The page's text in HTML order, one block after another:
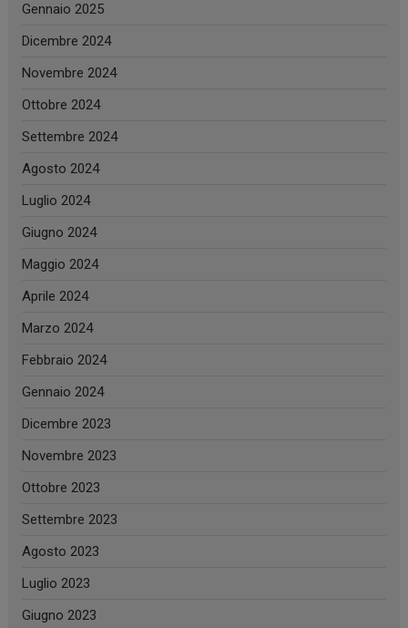
Gennaio 2025
Dicembre 2024
Novembre 2024
Ottobre 2024
Settembre 2024
Agosto 2024
Luglio 2024
Giugno 2024
Maggio 2024
Aprile 2024
Marzo 2024
Febbraio 2024
Gennaio 2024
Dicembre 2023
Novembre 2023
Ottobre 2023
Settembre 2023
Agosto 2023
Luglio 2023
Giugno 2023